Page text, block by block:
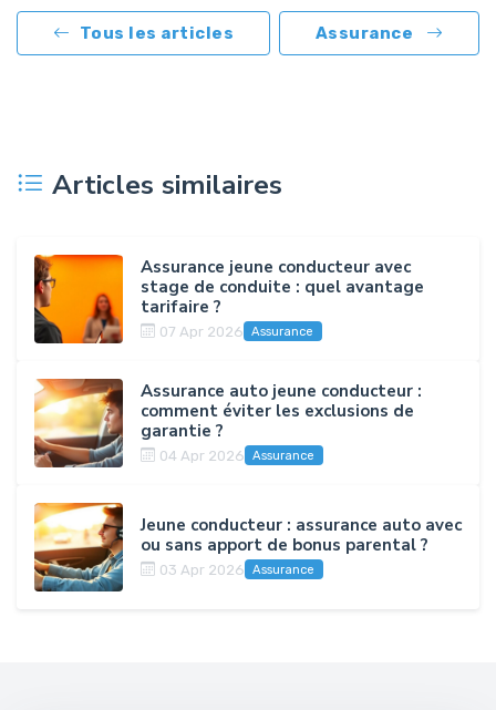
Tous les articles Assurance
Articles similaires
Assurance jeune conducteur avec
stage de conduite : quel avantage
tarifaire ?
07 Apr 2026 Assurance
Assurance auto jeune conducteur :
comment éviter les exclusions de
garantie ?
04 Apr 2026 Assurance
Jeune conducteur : assurance auto avec
ou sans apport de bonus parental ?
03 Apr 2026 Assurance